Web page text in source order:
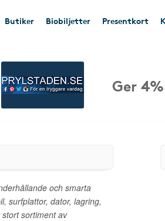
Butiker Biobiljetter Presentkort
Ger 4%
och smarta
surfplattor, dator, lagring,
sortiment av